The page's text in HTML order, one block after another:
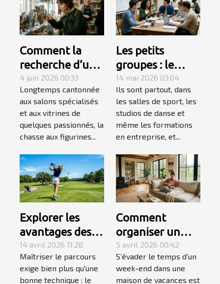
Comment la
recherche d’une
figurine rare
devient une
quête
personnelle
4 juin 2026 00:33
Longtemps cantonnée
aux salons spécialisés
et aux vitrines de
quelques passionnés, la
chasse aux figurines...
Les petits
groupes : le
secret d’un
apprentissage
accéléré
14 mai 2026 03:04
Ils sont partout, dans
les salles de sport, les
studios de danse et
même les formations
en entreprise, et...
Explorer les
avantages des
équipements de
golf spécialisés
pour gauchers
14 avril 2026 11:28
Maîtriser le parcours
exige bien plus qu'une
bonne technique : le
Comment
organiser un
week-end
détente réussi
en maison de
5 avril 2026 00:42
S’évader le temps d’un
week-end dans une
maison de vacances est